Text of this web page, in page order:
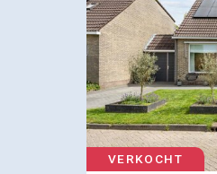
VERKOCHT